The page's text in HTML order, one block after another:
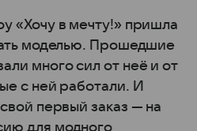
«Хочу в мечту!» пришла
моделью. Прошедшие
много сил от неё и от
с ней работали. И
первый заказ — на
для модного